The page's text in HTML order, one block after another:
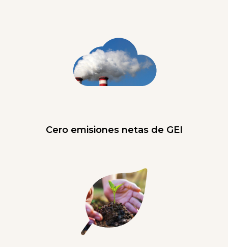
Cero emisiones netas de GEI